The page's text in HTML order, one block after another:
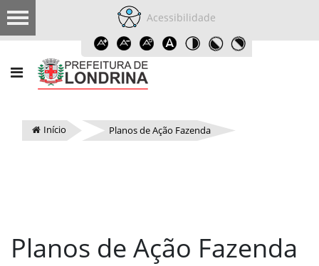
Acessibilidade
Início Planos de Ação Fazenda
Planos de Ação Fazenda